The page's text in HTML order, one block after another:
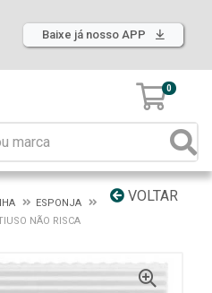
Baixe já nosso APP
0
VOLTAR
ESPONJA
NÃO RISCA